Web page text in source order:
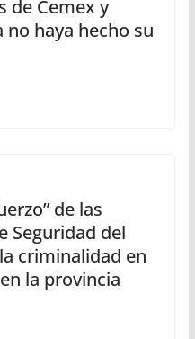
de Cemex y
no haya hecho su
de las
Seguridad del
criminalidad en
la provincia